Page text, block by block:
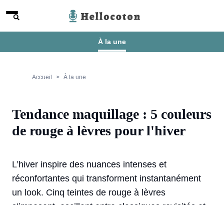
Menu
À la une
Accueil À la une
Tendance maquillage : 5 couleurs
de rouge à lèvres pour l'hiver
L’hiver inspire des nuances intenses et
réconfortantes qui transforment instantanément
un look. Cinq teintes de rouge à lèvres